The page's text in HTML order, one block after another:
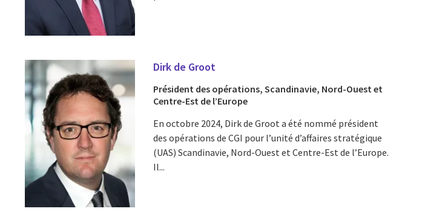
Dirk de Groot
Président des opérations, Scandinavie, Nord-Ouest et
Centre-Est de l’Europe
En octobre 2024, Dirk de Groot a été nommé président
des opérations de CGI pour l’unité d’affaires stratégique
(UAS) Scandinavie, Nord-Ouest et Centre-Est de l’Europe.
Il...